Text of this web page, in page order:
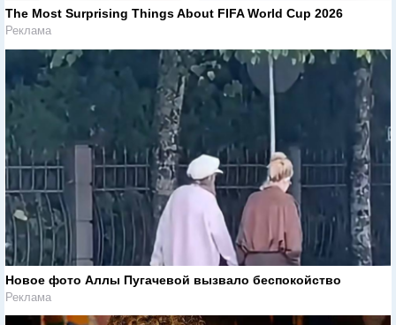
The Most Surprising Things About FIFA World Cup 2026
Реклама
Новое фото Аллы Пугачевой вызвало беспокойство
Реклама